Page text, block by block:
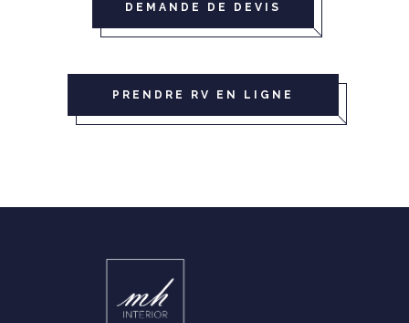
DEMANDE DE DEVIS
PRENDRE RV EN LIGNE